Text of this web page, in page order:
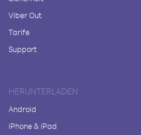
Viber Out
Tarife
Support
HERUNTERLADEN
Android
iPhone & iPad